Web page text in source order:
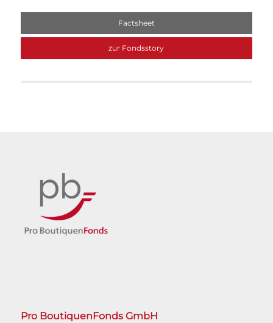
Factsheet
zur Fondsstory
Pro BoutiquenFonds GmbH